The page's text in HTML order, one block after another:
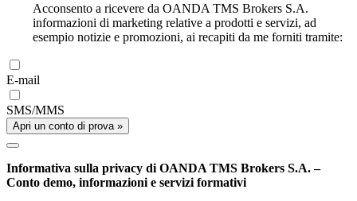
Acconsento a ricevere da OANDA TMS Brokers S.A.
informazioni di marketing relative a prodotti e servizi, ad
esempio notizie e promozioni, ai recapiti da me forniti tramite:
E-mail
SMS/MMS
Apri un conto di prova »
Informativa sulla privacy di OANDA TMS Brokers S.A. –
Conto demo, informazioni e servizi formativi